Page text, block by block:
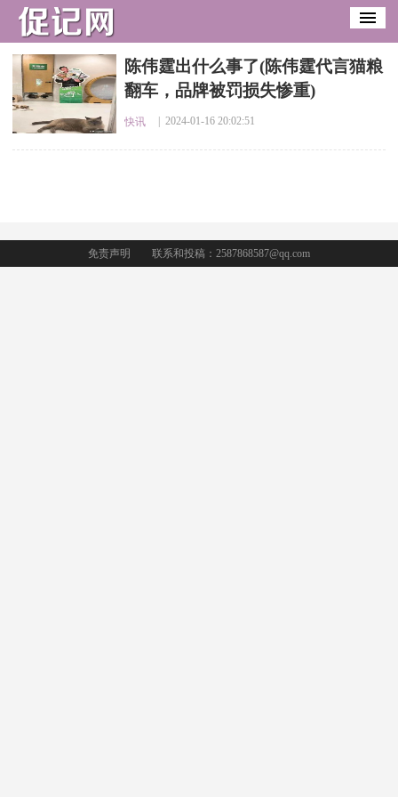
​陈伟霆出什么事了(陈伟霆代言猫粮
翻车，品牌被罚损失惨重)
快讯 | 2024-01-16 20:02:51
免责声明 联系和投稿：2587868587@qq.com